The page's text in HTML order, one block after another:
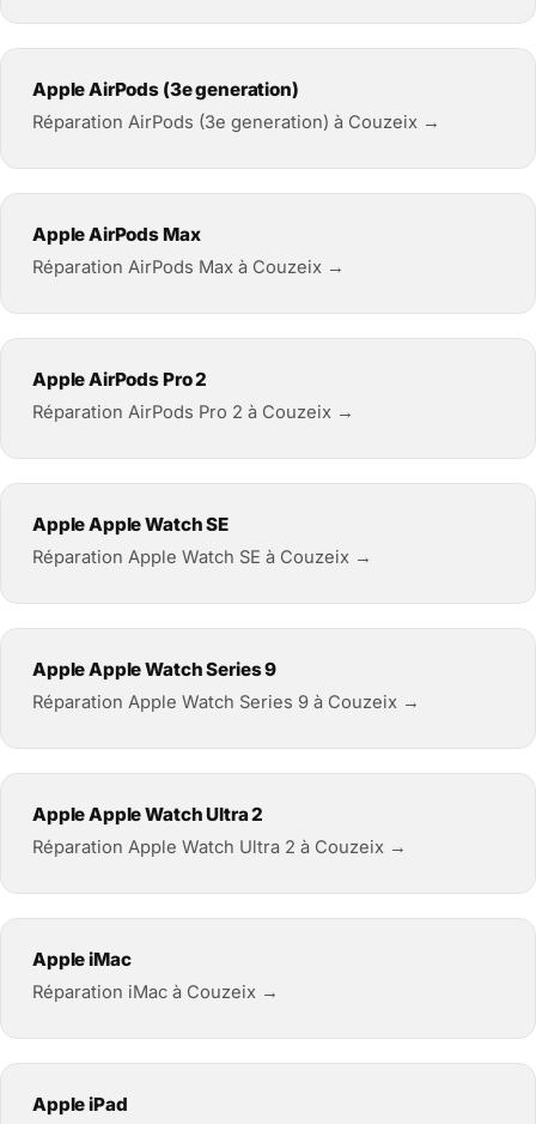
Apple AirPods (3e generation)
Réparation AirPods (3e generation) à Couzeix →
Apple AirPods Max
Réparation AirPods Max à Couzeix →
Apple AirPods Pro 2
Réparation AirPods Pro 2 à Couzeix →
Apple Apple Watch SE
Réparation Apple Watch SE à Couzeix →
Apple Apple Watch Series 9
Réparation Apple Watch Series 9 à Couzeix →
Apple Apple Watch Ultra 2
Réparation Apple Watch Ultra 2 à Couzeix →
Apple iMac
Réparation iMac à Couzeix →
Apple iPad